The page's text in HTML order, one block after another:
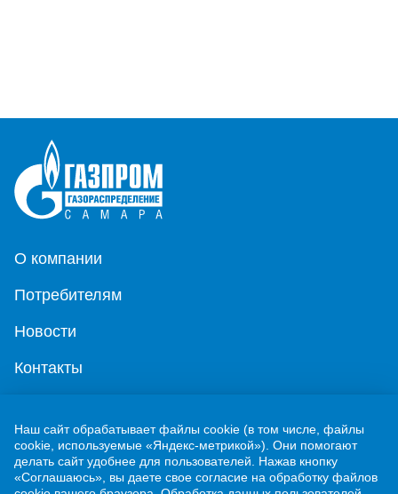
О компании
Потребителям
Новости
Контакты
г. Жигулевск, ул. Никитинская, 1
8 (84862) 2-00-40
Наш сайт обрабатывает файлы cookie (в том числе, файлы
cookie, используемые «Яндекс-метрикой»). Они помогают
делать сайт удобнее для пользователей. Нажав кнопку
«Соглашаюсь», вы даете свое согласие на обработку файлов